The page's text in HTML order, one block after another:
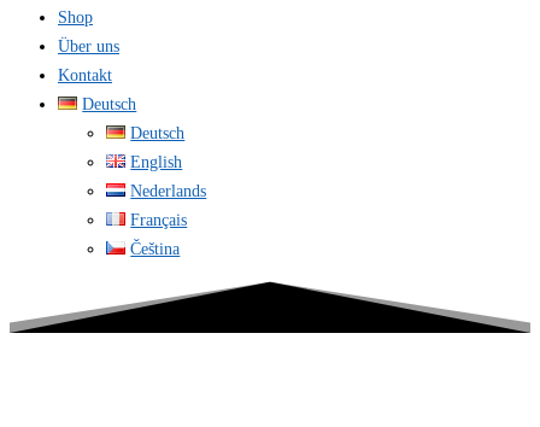
Shop
Über uns
Kontakt
Deutsch
Deutsch
English
Nederlands
Français
Čeština